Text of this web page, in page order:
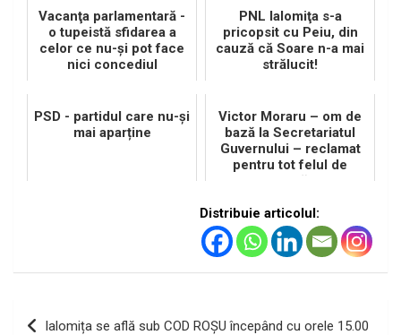
Vacanţa parlamentară -
o tupeistă sfidarea a
celor ce nu-şi pot face
nici concediul
PNL Ialomiţa s-a
pricopsit cu Peiu, din
cauză că Soare n-a mai
strălucit!
PSD - partidul care nu-și
mai aparține
Victor Moraru – om de
bază la Secretariatul
Guvernului – reclamat
pentru tot felul de
potlogării
Distribuie articolul:
Navigare
Ialomița se află sub COD ROȘU începând cu orele 15.00